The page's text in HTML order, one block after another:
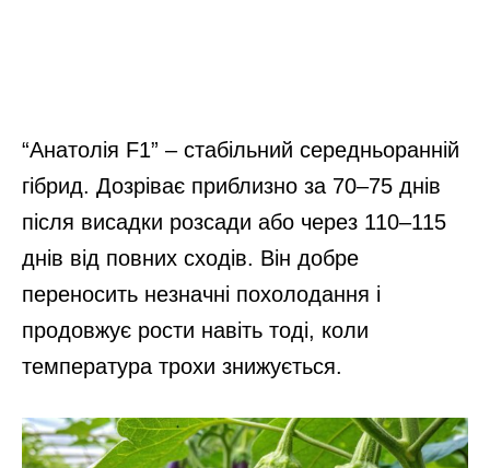
“Анатолія F1” – стабільний середньоранній
гібрид. Дозріває приблизно за 70–75 днів
після висадки розсади або через 110–115
днів від повних сходів. Він добре
переносить незначні похолодання і
продовжує рости навіть тоді, коли
температура трохи знижується.